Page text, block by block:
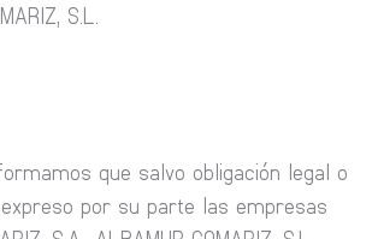
S.L.
que salvo obligación legal o
por su parte las empresas